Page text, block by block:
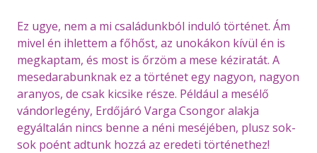
Ez ugye, nem a mi családunkból induló történet. Ám
mivel én ihlettem a főhőst, az unokákon kívül én is
megkaptam, és most is őrzöm a mese kéziratát. A
mesedarabunknak ez a történet egy nagyon, nagyon
aranyos, de csak kicsike része. Például a mesélő
vándorlegény, Erdőjáró Varga Csongor alakja
egyáltalán nincs benne a néni meséjében, plusz sok-
sok poént adtunk hozzá az eredeti történethez!